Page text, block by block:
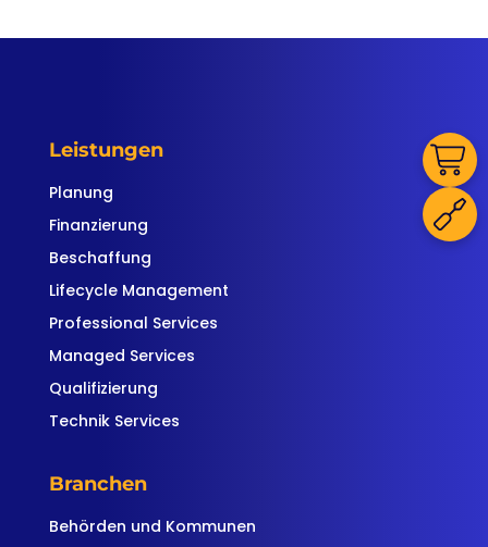
Leistungen
Planung
Finanzierung
Beschaffung
Lifecycle Management
Professional Services
Managed Services
Qualifizierung
Technik Services
Branchen
Behörden und Kommunen